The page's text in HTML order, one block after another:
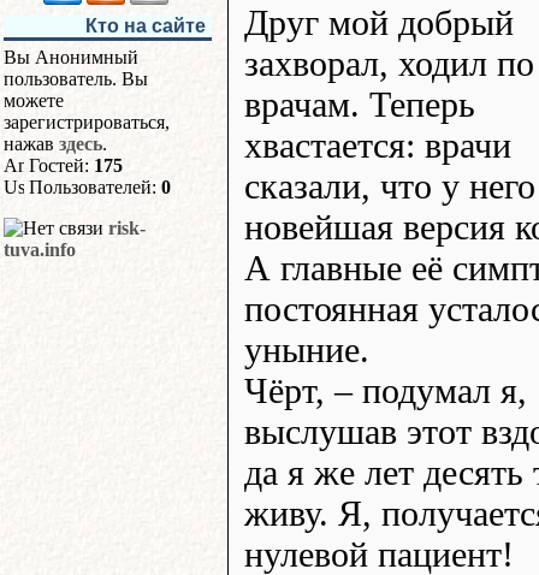
Кто на сайте
Вы Анонимный
пользователь. Вы
можете
зарегистрироваться,
нажав здесь.
Гостей: 175
Пользователей: 0
risk-
tuva.info
Друг мой добрый
захворал, ходил по
врачам. Теперь
хвастается: врачи
сказали, что у него
новейшая версия
А главные её
постоянная
уныние.
Чёрт, – подумал я,
выслушав этот
да я же лет десять
живу. Я,
нулевой пациент!